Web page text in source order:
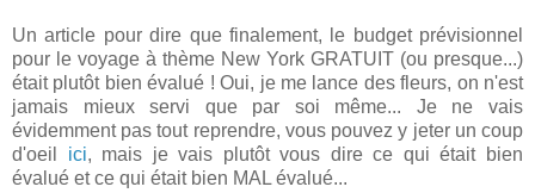
Un article pour dire que finalement, le budget prévisionnel
pour le voyage à thème New York GRATUIT (ou presque...)
était plutôt bien évalué ! Oui, je me lance des fleurs, on n'est
jamais mieux servi que par soi même... Je ne vais
évidemment pas tout reprendre, vous pouvez y jeter un coup
d'oeil ici, mais je vais plutôt vous dire ce qui était bien
évalué et ce qui était bien MAL évalué...